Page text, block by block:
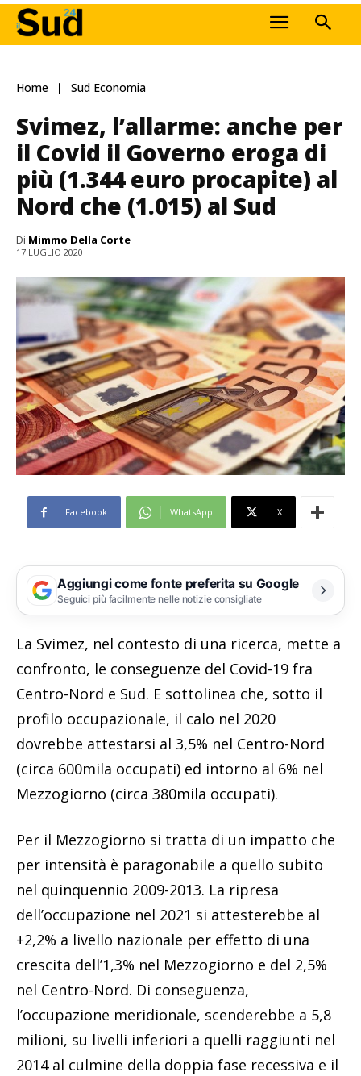
Home Sud Economia
Svimez, l’allarme: anche per
il Covid il Governo eroga di
più (1.344 euro procapite) al
Nord che (1.015) al Sud
Di Mimmo Della Corte
17 LUGLIO 2020
Facebook WhatsApp X
Aggiungi come fonte preferita su Google
Seguici più facilmente nelle notizie consigliate
La Svimez, nel contesto di una ricerca, mette a
confronto, le conseguenze del Covid-19 fra
Centro-Nord e Sud. E sottolinea che, sotto il
profilo occupazionale, il calo nel 2020
dovrebbe attestarsi al 3,5% nel Centro-Nord
(circa 600mila occupati) ed intorno al 6% nel
Mezzogiorno (circa 380mila occupati).
Per il Mezzogiorno si tratta di un impatto che
per intensità è paragonabile a quello subito
nel quinquennio 2009-2013. La ripresa
dell’occupazione nel 2021 si attesterebbe al
+2,2% a livello nazionale per effetto di una
crescita dell’1,3% nel Mezzogiorno e del 2,5%
nel Centro-Nord. Di conseguenza,
l’occupazione meridionale, scenderebbe a 5,8
milioni, su livelli inferiori a quelli raggiunti nel
2014 al culmine della doppia fase recessiva e il